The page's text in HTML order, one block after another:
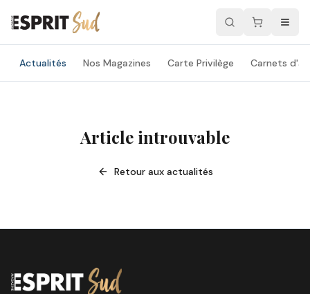
Actualités Nos Magazines Carte Privilège Carnets
Article introuvable
Retour aux actualités